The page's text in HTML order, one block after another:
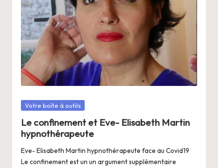
Posté
Votre boîte à outils
Le confinement et Eve- Elisabeth Martin
hypnothérapeute
Eve- Elisabeth Martin hypnothérapeute face au Covid19
Le confinement est un un argument supplémentaire